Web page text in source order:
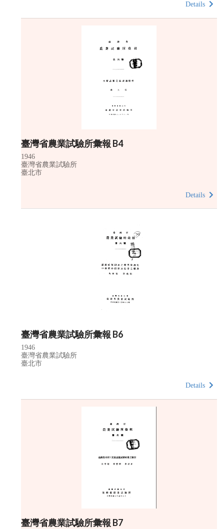
Details
臺灣省農業試驗所彙報 B4
1946
臺灣省農業試驗所
臺北市
Details
臺灣省農業試驗所彙報 B6
1946
臺灣省農業試驗所
臺北市
Details
臺灣省農業試驗所彙報 B7